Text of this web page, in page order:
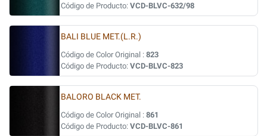
Código de Producto: VCD-BLVC-632/98
BALI BLUE MET.(L.R.)
Código de Color Original : 823
Código de Producto: VCD-BLVC-823
BALORO BLACK MET.
Código de Color Original : 861
Código de Producto: VCD-BLVC-861